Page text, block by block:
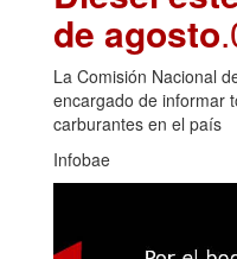
de agosto
La Comisión Nacional
encargado de informar
carburantes en el país
Infobae